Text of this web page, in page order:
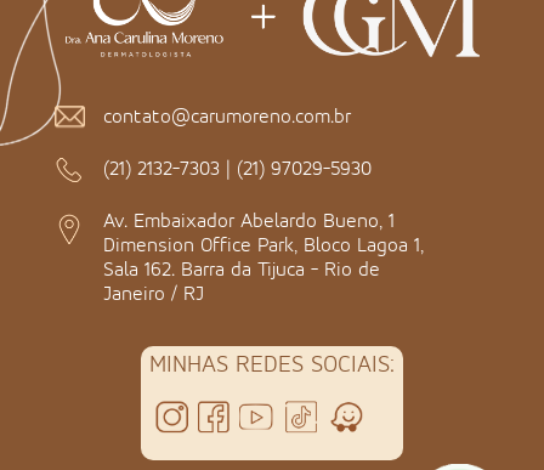
contato@carumoreno.com.br
(21) 2132-7303 | (21) 97029-5930
Av. Embaixador Abelardo Bueno, 1
Dimension Office Park, Bloco Lagoa 1,
Sala 162. Barra da Tijuca - Rio de
Janeiro / RJ
MINHAS REDES SOCIAIS: